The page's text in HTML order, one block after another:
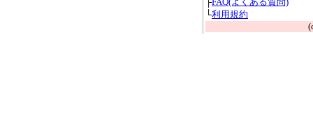
└利用規約